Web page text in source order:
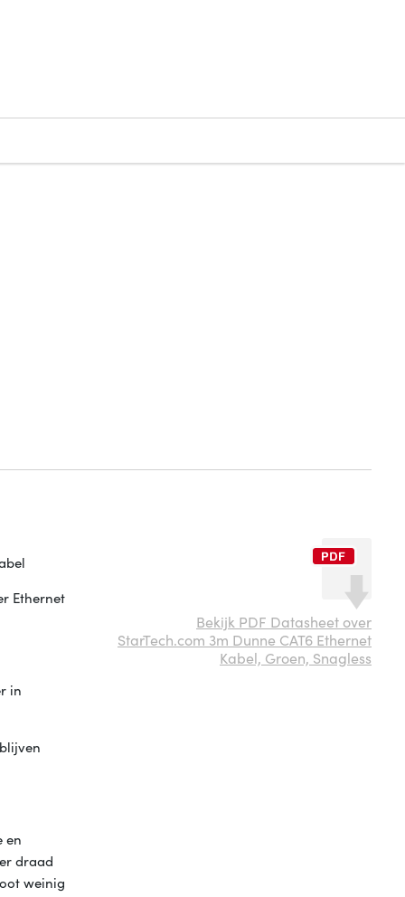
Ethernet
in
en
draad
weinig
Bekijk PDF Datasheet over
StarTech.com 3m Dunne CAT6 Ethernet
Kabel, Groen, Snagless